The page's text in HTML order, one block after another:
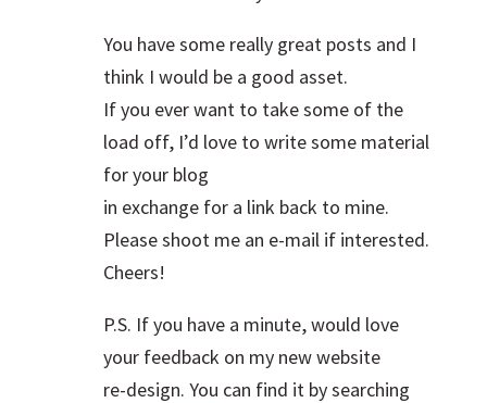
You have some really great posts and I
think I would be a good asset.
If you ever want to take some of the
load off, I’d love to write some material
for your blog
in exchange for a link back to mine.
Please shoot me an e-mail if interested.
Cheers!
P.S. If you have a minute, would love
your feedback on my new website
re-design. You can find it by searching